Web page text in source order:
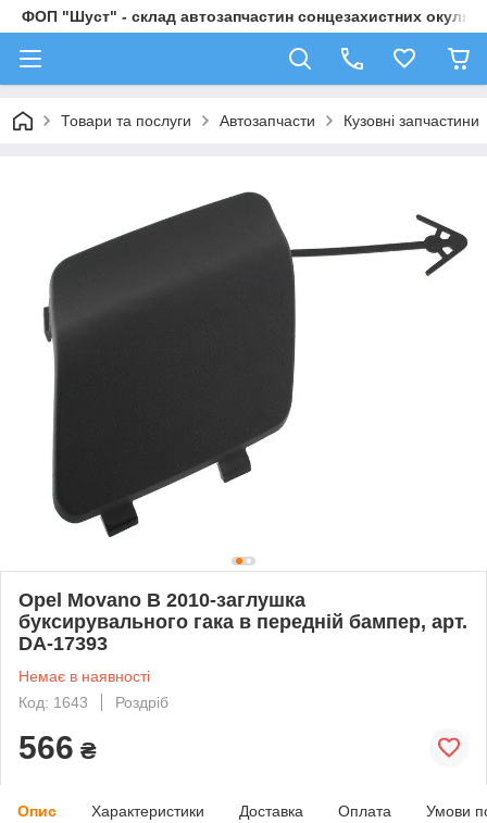
ФОП "Шуст" - склад автозапчастин сонцезахистних
Товари та послуги Автозапчасти Кузовні запчастини
Opel Movano B 2010-заглушка
буксирувального гака в передній бампер, арт.
DA-17393
Немає в наявності
Код: 1643
Роздріб
566 ₴
Опис Характеристики Доставка Оплата Умови